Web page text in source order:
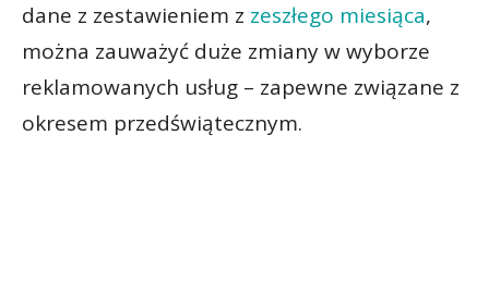
dane z zestawieniem z zeszłego miesiąca,
można zauważyć duże zmiany w wyborze
reklamowanych usług – zapewne związane z
okresem przedświątecznym.